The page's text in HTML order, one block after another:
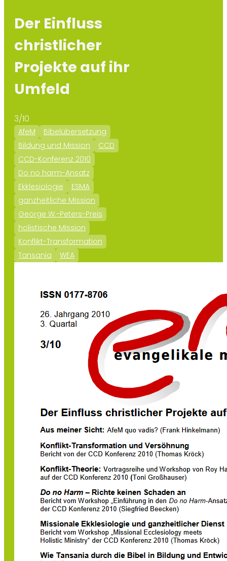
Der Einfluss
christlicher
Projekte auf ihr
Umfeld
3/10
AfeM
Bibelübersetzung
Bildung und Mission
CCD
CCD-Konferenz 2010
Do no harm-Ansatz
Ekklesiologie
ESMA
ganzheitliche Mission
George W.-Peters-Preis
holistische Mission
Konflikt-Transformation
Tansania
WEA